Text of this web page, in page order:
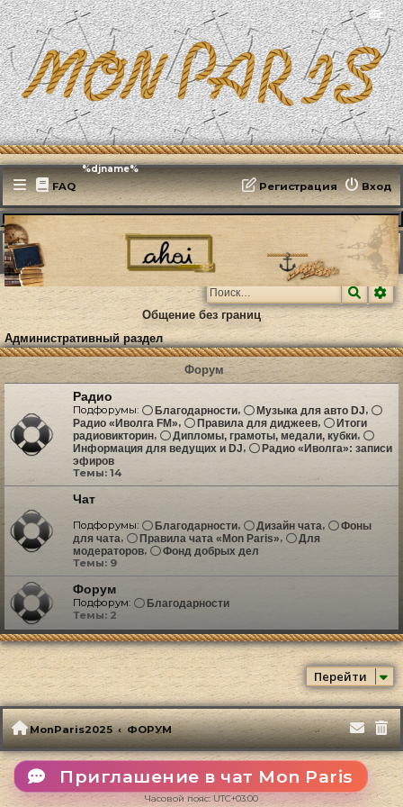
📻
FAQ Вход
Регистрация
Эфирит: ♫ %djname%
MonParis2025 ФОРУМ Административный раздел
Поиск
Общение без границ
Административный раздел
Форум
Радио
Подфорумы: Благодарности, Музыка для авто DJ,
Радио «Иволга FM», Правила для диджеев,
Итоги
радиовикторин, Дипломы, грамоты, медали, кубки,
Информация для ведущих и DJ,
Радио «Иволга»: записи
эфиров
Темы: 14
Чат
Подфорумы: Благодарности, Дизайн чата,
Фоны
для чата, Правила чата «Mon Paris»,
Для
модераторов, Фонд добрых дел
Темы: 9
Форум
Подфорум: Благодарности
Темы: 2
Перейти
MonParis2025 ФОРУМ
Приглашение в чат Mon Paris
Часовой пояс: UTC+03:00